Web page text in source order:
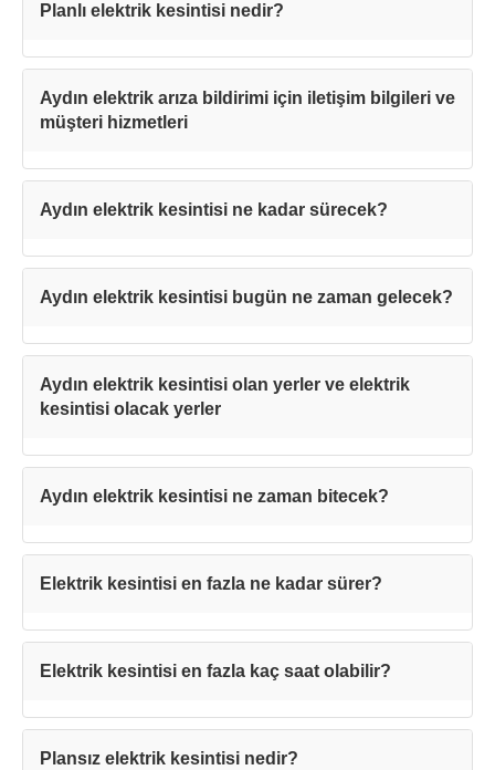
Planlı elektrik kesintisi nedir?
Aydın elektrik arıza bildirimi için iletişim bilgileri ve
müşteri hizmetleri
Aydın elektrik kesintisi ne kadar sürecek?
Aydın elektrik kesintisi bugün ne zaman gelecek?
Aydın elektrik kesintisi olan yerler ve elektrik
kesintisi olacak yerler
Aydın elektrik kesintisi ne zaman bitecek?
Elektrik kesintisi en fazla ne kadar sürer?
Elektrik kesintisi en fazla kaç saat olabilir?
Plansız elektrik kesintisi nedir?